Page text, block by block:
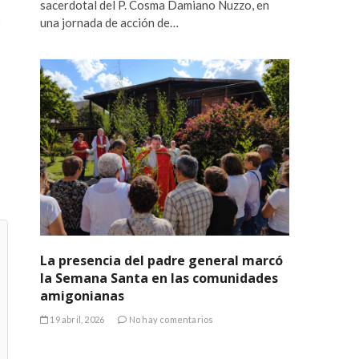
sacerdotal del P. Cosma Damiano Nuzzo, en
una jornada de acción de…
La presencia del padre general marcó
la Semana Santa en las comunidades
amigonianas
19 abril, 2026 No hay comentarios